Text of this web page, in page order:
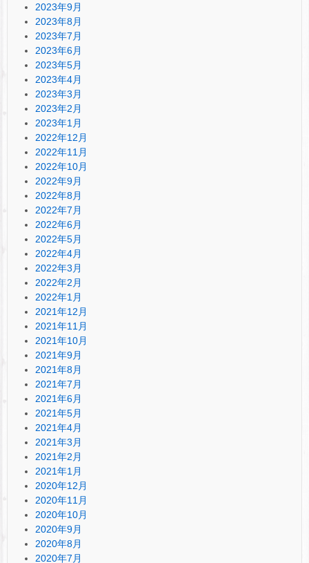
2023年9月
2023年8月
2023年7月
2023年6月
2023年5月
2023年4月
2023年3月
2023年2月
2023年1月
2022年12月
2022年11月
2022年10月
2022年9月
2022年8月
2022年7月
2022年6月
2022年5月
2022年4月
2022年3月
2022年2月
2022年1月
2021年12月
2021年11月
2021年10月
2021年9月
2021年8月
2021年7月
2021年6月
2021年5月
2021年4月
2021年3月
2021年2月
2021年1月
2020年12月
2020年11月
2020年10月
2020年9月
2020年8月
2020年7月